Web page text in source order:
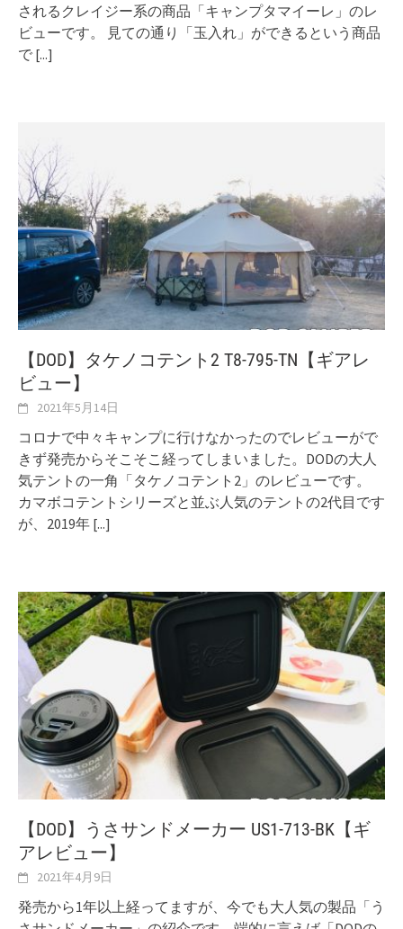
されるクレイジー系の商品「キャンプタマイーレ」のレ
ビューです。 見ての通り「玉入れ」ができるという商品
で [...]
【DOD】タケノコテント2 T8-795-TN【ギアレ
ビュー】
2021年5月14日
コロナで中々キャンプに行けなかったのでレビューがで
きず発売からそこそこ経ってしまいました。DODの大人
気テントの一角「タケノコテント2」のレビューです。
カマボコテントシリーズと並ぶ人気のテントの2代目です
が、2019年 [...]
【DOD】うさサンドメーカー US1-713-BK【ギ
アレビュー】
2021年4月9日
発売から1年以上経ってますが、今でも大人気の製品「う